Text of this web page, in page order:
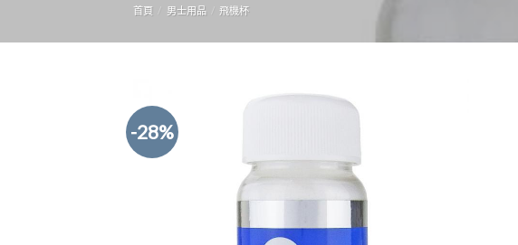
首頁 / 男士用品 / 飛機杯
-28%